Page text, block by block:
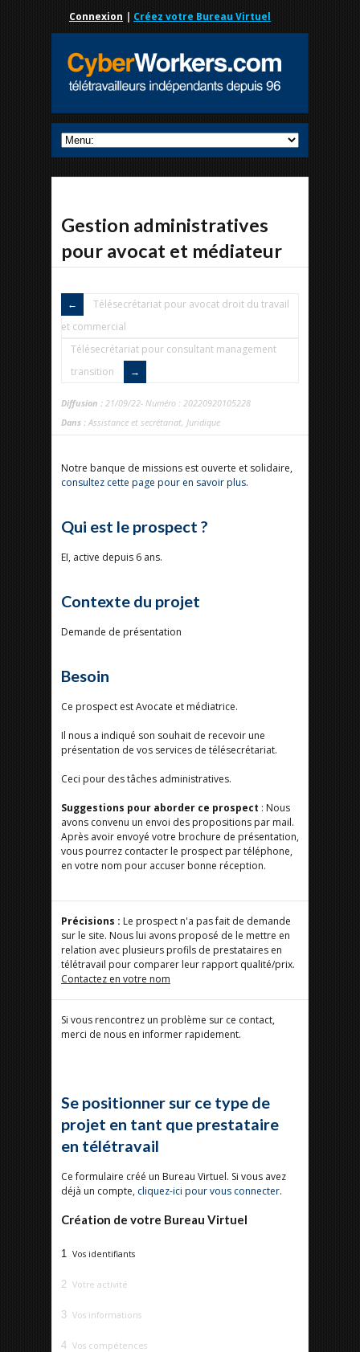
Connexion | Créez votre Bureau Virtuel
Gestion administratives
pour avocat et médiateur
Télésecrétariat pour avocat droit du travail
et commercial
Télésecrétariat pour consultant management
transition
Diffusion : 21/09/22- Numéro : 20220920105228
Dans : Assistance et secrétariat, Juridique
Notre banque de missions est ouverte et solidaire,
consultez cette page pour en savoir plus.
Qui est le prospect ?
EI, active depuis 6 ans.
Contexte du projet
Demande de présentation
Besoin
Ce prospect est Avocate et médiatrice.
Il nous a indiqué son souhait de recevoir une
présentation de vos services de télésecrétariat.
Ceci pour des tâches administratives.
Suggestions pour aborder ce prospect : Nous
avons convenu un envoi des propositions par mail.
Après avoir envoyé votre brochure de présentation,
vous pourrez contacter le prospect par téléphone,
en votre nom pour accuser bonne réception.
Précisions : Le prospect n'a pas fait de demande
sur le site. Nous lui avons proposé de le mettre en
relation avec plusieurs profils de prestataires en
télétravail pour comparer leur rapport qualité/prix.
Contactez en votre nom
Si vous rencontrez un problème sur ce contact,
merci de nous en informer rapidement.
Se positionner sur ce type de
projet en tant que prestataire
en télétravail
Ce formulaire créé un Bureau Virtuel. Si vous avez
déjà un compte, cliquez-ici pour vous connecter.
Création de votre Bureau Virtuel
1 Vos identifiants
2 Votre activité
3 Vos informations
4 Vos compétences